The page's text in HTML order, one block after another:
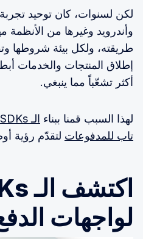
وأندرويد وغيرها من
طريقته، ولكل بيئة شروطها
إطلاق المنتجات والخدمات
أكثر تشعّباً مما ينبغي.
لهذا السبب قمنا ببناء
تاب للمدفوعات لتقدّم رؤية
لواجهات